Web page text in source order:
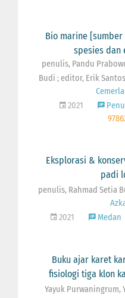
Bio marine
spesies dan
penulis, Pandu
Budi ; editor, Erik
2021
Eksplorasi &
padi
penulis, Rahmad Setia
2021
Medan
Buku ajar karet
fisiologi tiga klon
Yayuk Purwaningrum,